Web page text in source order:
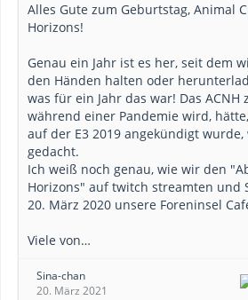
Alles Gute zum Geburtstag, Animal
Horizons!
Genau ein Jahr ist es her, seit dem
den Händen halten oder
was für ein Jahr das war! Das ACNH
während einer Pandemie wird,
auf der E3 2019 angekündigt
gedacht.
Ich weiß noch genau, wie wir den
Horizons" auf twitch streamten und
20. März 2020 unsere Foreninsel
Viele von…
Sina-chan
20. März 2021